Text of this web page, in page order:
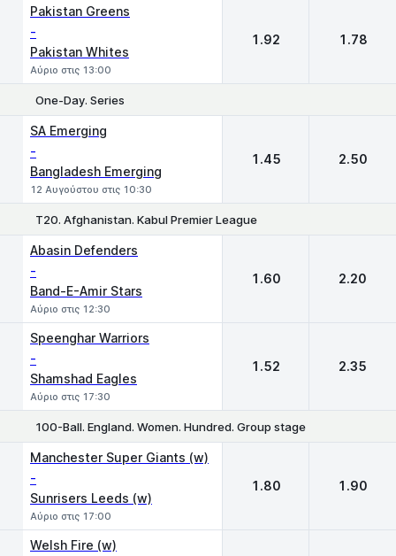
Pakistan Greens
-
Pakistan Whites
Αύριο στις 13:00
1.92 1.78
One-Day. Series
SA Emerging
-
Bangladesh Emerging
12 Αυγούστου στις 10:30
1.45 2.50
T20. Afghanistan. Kabul Premier League
Abasin Defenders
-
Band-E-Amir Stars
Αύριο στις 12:30
1.60 2.20
Speenghar Warriors
-
Shamshad Eagles
Αύριο στις 17:30
1.52 2.35
100-Ball. England. Women. Hundred. Group stage
Manchester Super Giants (w)
-
Sunrisers Leeds (w)
Αύριο στις 17:00
1.80 1.90
Welsh Fire (w)